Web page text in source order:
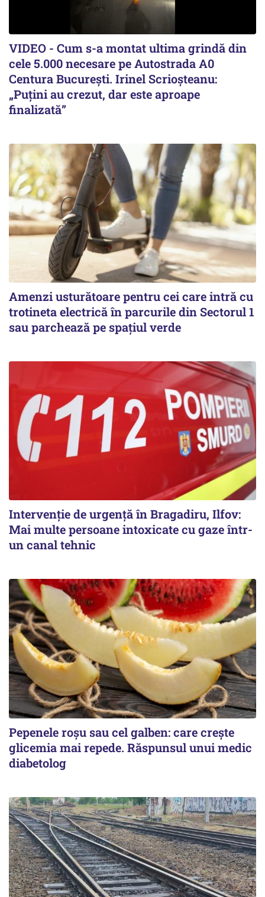
VIDEO - Cum s-a montat ultima grindă din
cele 5.000 necesare pe Autostrada A0
Centura București. Irinel Scrioșteanu:
„Puțini au crezut, dar este aproape
finalizată”
Amenzi usturătoare pentru cei care intră cu
trotineta electrică în parcurile din Sectorul 1
sau parchează pe spațiul verde
Intervenție de urgență în Bragadiru, Ilfov:
Mai multe persoane intoxicate cu gaze într-
un canal tehnic
Pepenele roșu sau cel galben: care crește
glicemia mai repede. Răspunsul unui medic
diabetolog